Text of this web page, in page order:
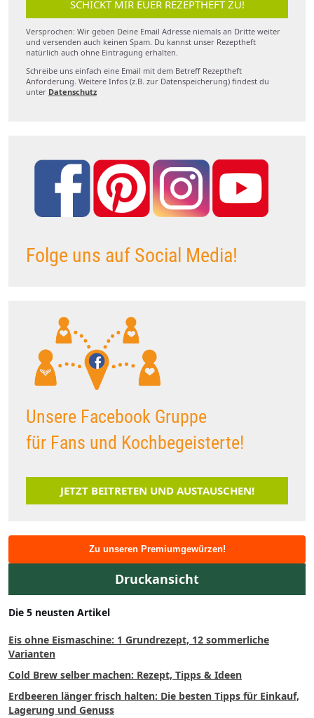
SCHICKT MIR EUER REZEPTHEFT ZU!
Versprochen: Wir geben Deine Email Adresse niemals an Dritte weiter
und versenden auch keinen Spam. Du kannst unser Rezeptheft
natürlich auch ohne Eintragung erhalten.
Schreibe uns einfach eine Email mit dem Betreff Rezeptheft
Anforderung. Weitere Infos (z.B. zur Datenspeicherung) findest du
unter Datenschutz
Folge uns auf Social Media!
Unsere Facebook Gruppe
für Fans und Kochbegeisterte!
JETZT BEITRETEN UND AUSTAUSCHEN!
Zu unseren Premiumgewürzen!
Druckansicht
Die 5 neusten Artikel
Eis ohne Eismaschine: 1 Grundrezept, 12 sommerliche
Varianten
Cold Brew selber machen: Rezept, Tipps & Ideen
Erdbeeren länger frisch halten: Die besten Tipps für Einkauf,
Lagerung und Genuss